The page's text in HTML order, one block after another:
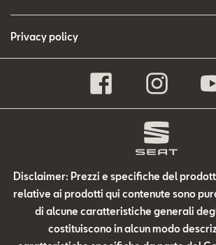
Privacy policy
Disclaimer: Prezzi e specifiche del
relative ai prodotti qui contenute sono
di alcune caratteristiche generali
costituiscono in alcun modo